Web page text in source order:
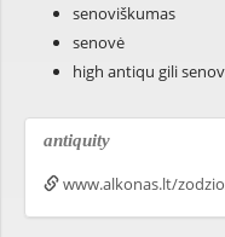
senoviškumas
senovė
high antiqu gili
antiquity
www.alkonas.lt/